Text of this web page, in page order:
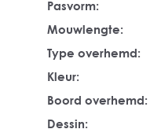
Pasvorm:
Mouwlengte:
Type overhemd:
Kleur:
Boord overhemd:
Dessin: